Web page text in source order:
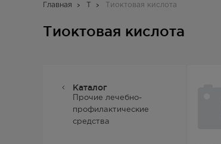
Главная Тиоктовая кислота
Тиоктовая кислота
Каталог
Прочие лечебно-
профилактические
средства